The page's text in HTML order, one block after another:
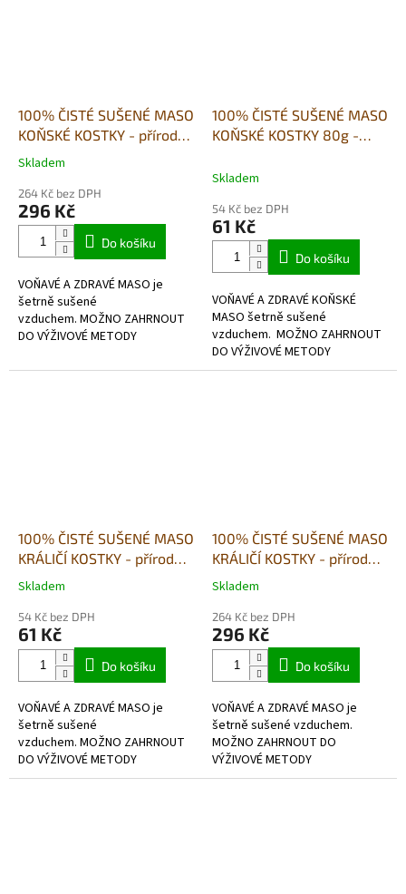
100% ČISTÉ SUŠENÉ MASO
KOŇSKÉ KOSTKY - přírodní
pamlsek-500g
Průměrné
produktu
je
hvězdiček.
Skladem
264 Kč bez DPH
296 Kč
Do košíku
VOŇAVÉ A ZDRAVÉ MASO je
šetrně sušené
vzduchem. MOŽNO ZAHRNOUT
DO VÝŽIVOVÉ METODY
BARF- hypoalergenní, bezlepkové, v
potravinářské kvalitě.
100% ČISTÉ SUŠENÉ MASO
KOŇSKÉ KOSTKY 80g -
Skladem
54 Kč bez DPH
61 Kč
Do košíku
VOŇAVÉ A ZDRAVÉ KOŇSKÉ
MASO šetrně sušené
vzduchem. MOŽNO ZAHRNOUT
DO VÝŽIVOVÉ METODY
BARF- hypoalergenní, bezlepkové,
100% ČISTÉ SUŠENÉ MASO
KRÁLIČÍ KOSTKY - přírodní
pamlsek -80g
Průměrné
produktu
je
hvězdiček.
Skladem
54 Kč bez DPH
61 Kč
Do košíku
VOŇAVÉ A ZDRAVÉ MASO je
šetrně sušené
vzduchem. MOŽNO ZAHRNOUT
DO VÝŽIVOVÉ METODY
BARF- hypoalergenní, bez
100% ČISTÉ SUŠENÉ MASO
KRÁLIČÍ KOSTKY - přírodní
pamlsek- 500g
Průměrné
produktu
je
hvězdiček.
Skladem
264 Kč bez DPH
296 Kč
Do košíku
VOŇAVÉ A ZDRAVÉ MASO je
šetrně sušené vzduchem.
MOŽNO ZAHRNOUT DO
VÝŽIVOVÉ METODY
BARF- hypoalergenní, bez